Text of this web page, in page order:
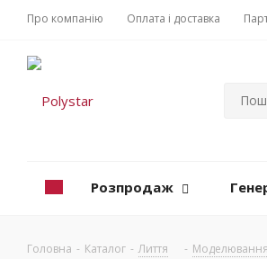
Про компанію Оплата і доставка
Розпродаж
Головна - Каталог - Лиття - Моделювання